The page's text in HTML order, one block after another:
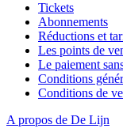
Tickets
Abonnements
Réductions et
Les points de
Le paiement
Conditions
Conditions de
A propos de De Lijn